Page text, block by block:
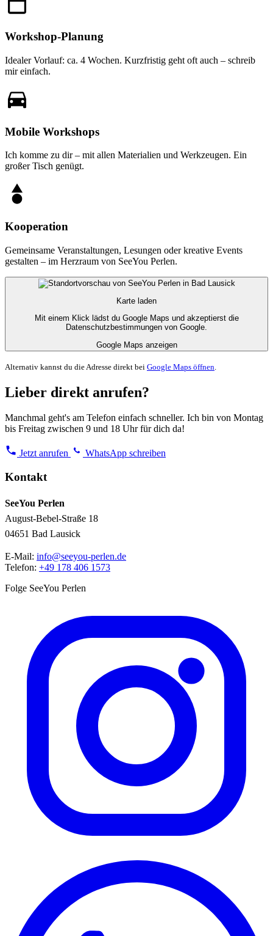
Workshop-Planung
Idealer Vorlauf: ca. 4 Wochen. Kurzfristig geht oft auch – schreib
mir einfach.
Mobile Workshops
Ich komme zu dir – mit allen Materialien und Werkzeugen. Ein
großer Tisch genügt.
Kooperation
Gemeinsame Veranstaltungen, Lesungen oder kreative Events
gestalten – im Herzraum von SeeYou Perlen.
Karte laden
Mit einem Klick lädst du Google Maps und akzeptierst die
Datenschutzbestimmungen von Google.
Google Maps anzeigen
Alternativ kannst du die Adresse direkt bei Google Maps öffnen
Lieber direkt anrufen?
Manchmal geht's am Telefon einfach schneller. Ich bin von Montag
bis Freitag zwischen 9 und 18 Uhr für dich da!
Jetzt anrufen WhatsApp schreiben
Kontakt
SeeYou Perlen
August-Bebel-Straße 18
04651 Bad Lausick
E-Mail: info@seeyou-perlen.de
Telefon: +49 178 406 1573
Folge SeeYou Perlen